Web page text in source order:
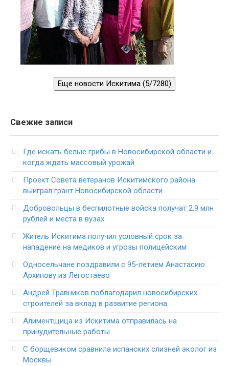
Еще новости Искитима (5/7280)
Свежие записи
Где искать белые грибы в Новосибирской области и
когда ждать массовый урожай
Проект Совета ветеранов Искитимского района
выиграл грант Новосибирской области
Добровольцы в беспилотные войска получат 2,9 млн
рублей и места в вузах
Житель Искитима получил условный срок за
нападение на медиков и угрозы полицейским
Односельчане поздравили с 95-летием Анастасию
Архипову из Легостаево
Андрей Травников поблагодарил новосибирских
строителей за вклад в развитие региона
Алиментщица из Искитима отправилась на
принудительные работы
С борщевиком сравнила испанских слизней эколог из
Москвы